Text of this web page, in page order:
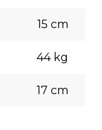
15 cm
44kg
17 cm